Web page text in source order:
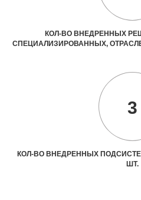
КОЛ-ВО ВНЕДРЕННЫХ
СПЕЦИАЛИЗИРОВАННЫХ,
3
КОЛ-ВО ВНЕДРЕННЫХ
ШТ.